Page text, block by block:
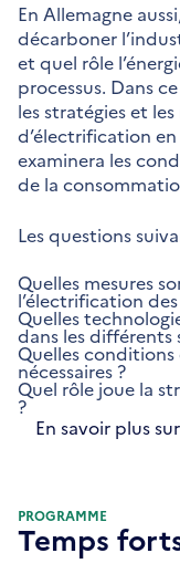
En Allemagne
décarboner
et quel rôle
processus. Dans
les stratégies et
d’électrification
examinera les
de la
Les questions
Quelles mesures
l’électrification
Quelles
dans les différents
Quelles
nécessaires ?
Quel rôle joue la
?
En savoir plus
PROGRAMME
Temps